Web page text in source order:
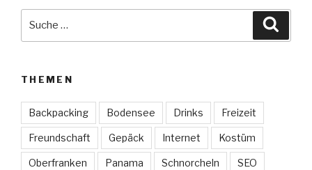
THEMEN
Backpacking Bodensee Drinks Freizeit
Freundschaft Gepäck Internet Kostüm
Oberfranken Panama Schnorcheln SEO